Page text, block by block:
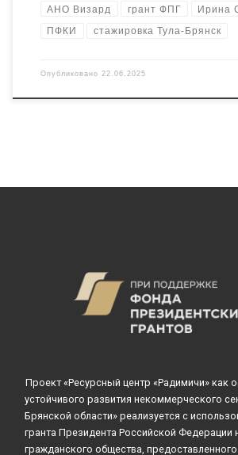
АНО Визард грант ФПГ Ирина
ПФКИ стажировка Тула-Брянск
Опубликовано 22.06.2025
Проект «Ресурсный центр «Радимичи» как
устойчивого развития некоммерческого
Брянской области» реализуется с
гранта Президента Российской Федерации
гражданского общества,